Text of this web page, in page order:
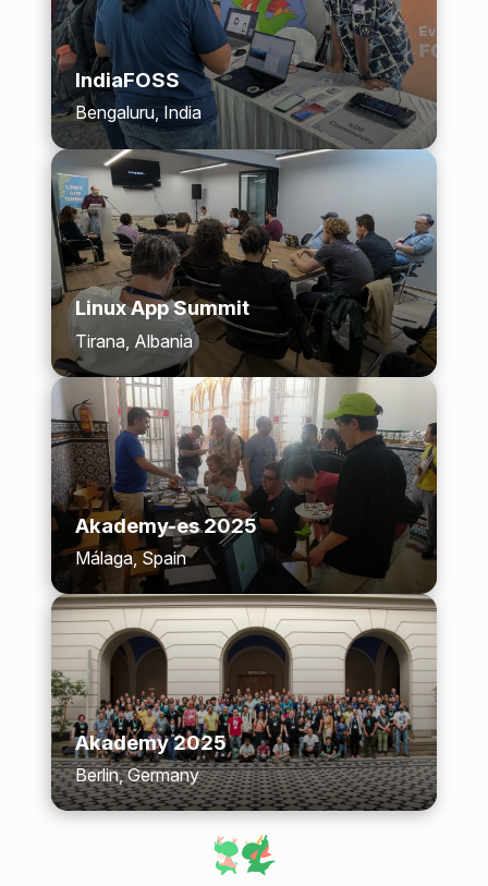
IndiaFOSS
Bengaluru, India
Linux App Summit
Tirana, Albania
Akademy-es 2025
Málaga, Spain
Akademy 2025
Berlin, Germany